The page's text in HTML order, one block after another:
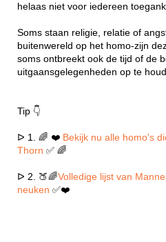
helaas niet voor iedereen
Soms staan religie, relatie of
buitenwereld op het homo-zijn
soms ontbreekt ook de tijd of de
uitgaansgelegenheden op te
Tip 👇
ᐅ 1. 🌈 ❤️ Bekijk nu alle homo's
Thorn ✅ 🌈
ᐅ 2. 🍑🌈Volledige lijst van
neuken ✅❤️